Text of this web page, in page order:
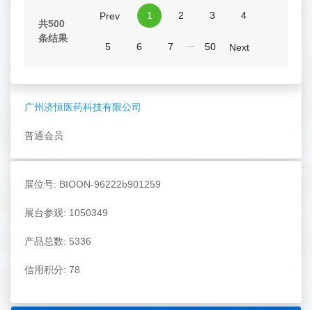
广州济恒医药科技有限公司
普通会员
展位号: BIOON-96222b901259
展台参观: 1050349
产品总数: 5336
信用积分: 78
共500
条结果
Prev 1 2 3 4
5 6 7 50 Next